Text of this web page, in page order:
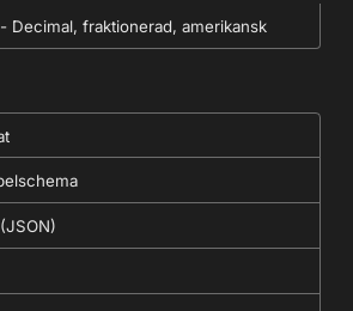
Decimal, fraktionerad, amerikansk